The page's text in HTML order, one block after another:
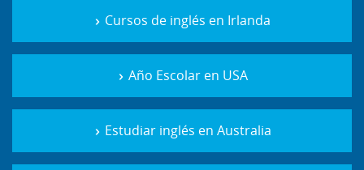
Cursos de inglés en Irlanda
Año Escolar en USA
Estudiar inglés en Australia